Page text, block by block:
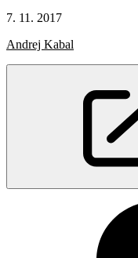
7. 11. 2017
Andrej Kabal